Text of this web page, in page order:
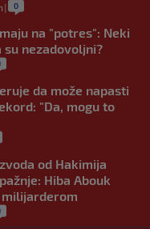
| 0
na "potres": Neki
nezadovoljni?
da može napasti
"Da, mogu to
od Hakimija
Hiba Abouk
milijarderom